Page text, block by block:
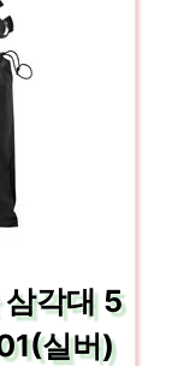
각대 5
실버)